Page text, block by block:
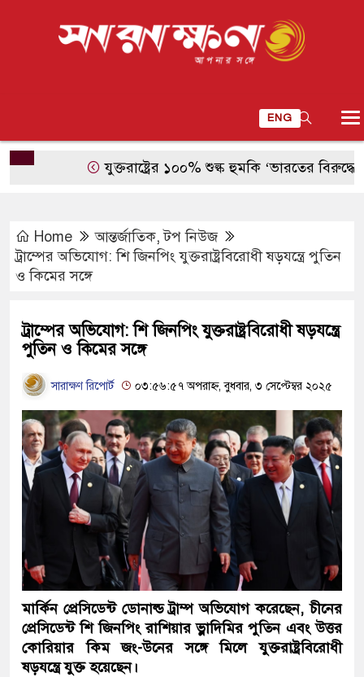
ENG
যুক্তরাষ্ট্রের ১০০% শুল্ক হুমকি ‘ভারতের বিরুদ্ধে বৈরী
Home আন্তর্জাতিক,টপ নিউজ
ট্রাম্পের অভিযোগ: শি জিনপিং যুক্তরাষ্ট্রবিরোধী ষড়যন্ত্রে পুতিন
ও কিমের সঙ্গে
ট্রাম্পের অভিযোগ: শি জিনপিং যুক্তরাষ্ট্রবিরোধী ষড়যন্ত্রে
পুতিন ও কিমের সঙ্গে
সারাক্ষণ রিপোর্ট ০৩:৫৬:৫৭ অপরাহ্ন, বুধবার, ৩ সেপ্টেম্বর ২০২৫
মার্কিন প্রেসিডেন্ট ডোনাল্ড ট্রাম্প অভিযোগ করেছেন, চীনের
প্রেসিডেন্ট শি জিনপিং রাশিয়ার ভ্লাদিমির পুতিন এবং উত্তর
কোরিয়ার কিম জং-উনের সঙ্গে মিলে যুক্তরাষ্ট্রবিরোধী
ষড়যন্ত্রে যুক্ত হয়েছেন।